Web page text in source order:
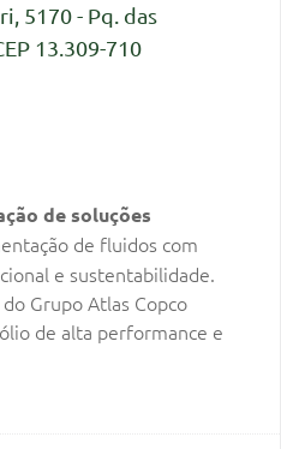
5170 - Pq. das
13.309-710
de soluções
de fluidos com
e sustentabilidade.
Grupo Atlas Copco
de alta performance e